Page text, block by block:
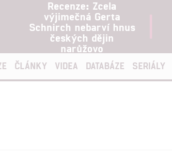
Recenze: Zcela
výjimečná Gerta
Schnirch nebarví hnus
českých dějin
narůžovo
ČLÁNKY VIDEA DATABÁZE SERIÁLY